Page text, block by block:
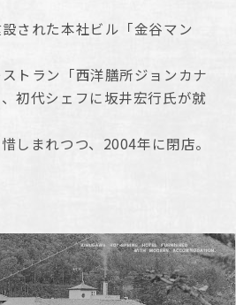
された本社ビル「金谷マン
トラン「西洋膳所ジョンカナ
初代シェフに坂井宏行氏が就
しまれつつ、2004年に閉店。